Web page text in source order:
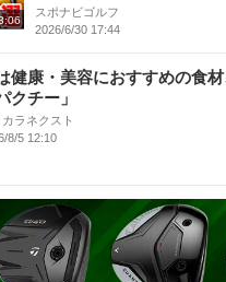
スポナビゴルフ
2026/6/30 17:44
健康・美容におすすめの食
クチー」
カラネクスト
8/5 12:10